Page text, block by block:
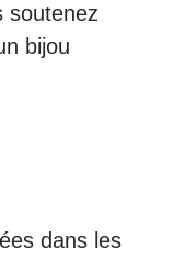
soutenez
bijou
dans les